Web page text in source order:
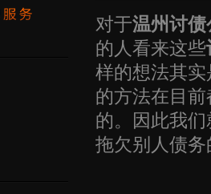
对于温州讨债
的人看来这些
样的想法其
的方法在目
的。因此我
拖欠别人债